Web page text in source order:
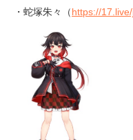
・蛇塚朱々（https://